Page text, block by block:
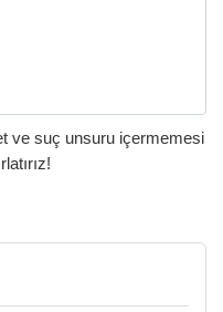
ve suç unsuru içermemesi